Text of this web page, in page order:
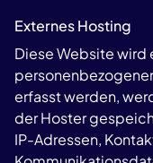
Externes Hosting
Diese Website wird
erfasst werden,
der Hoster
IP-Adressen,